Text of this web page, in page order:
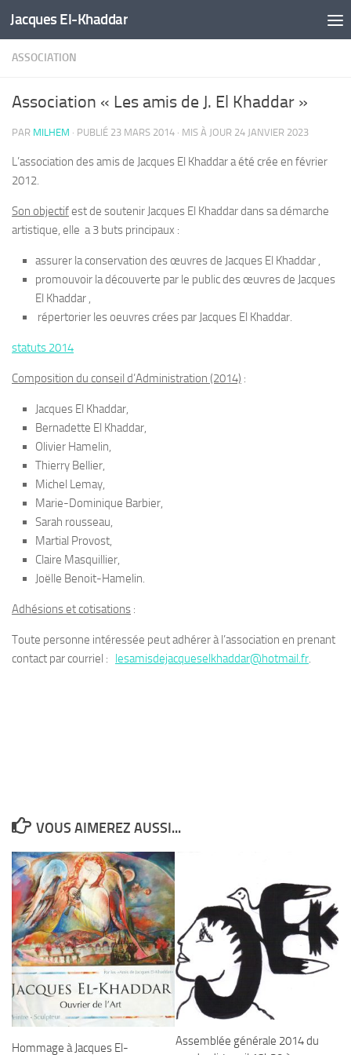
Skip to content
Jacques El-Khaddar
ASSOCIATION
Association « Les amis de J. El Khaddar »
PAR MILHEM · PUBLIÉ 23 MARS 2014 · MIS À JOUR 24 JANVIER 2023
L’association des amis de Jacques El Khaddar a été crée en février
2012.
Son objectifest de soutenir Jacques El Khaddar dans sa démarche
artistique, elle a 3 buts principaux :
assurer la conservation des œuvres de Jacques El Khaddar ,
promouvoir la découverte par le public des œuvres de Jacques
El Khaddar ,
répertorier les oeuvres crées par Jacques El Khaddar.
statuts 2014
Composition du conseil d’Administration (2014) :
Jacques El Khaddar,
Bernadette El Khaddar,
Olivier Hamelin,
Thierry Bellier,
Michel Lemay,
Marie-Dominique Barbier,
Sarah rousseau,
Martial Provost,
Claire Masquillier,
Joëlle Benoit-Hamelin.
Adhésions et cotisations :
Toute personne intéressée peut adhérer à l’association en prenant
contact par courriel : lesamisdejacqueselkhaddar@hotmail.fr.
VOUS AIMEREZ AUSSI...
Hommage à Jacques El-
Assemblée générale 2014 du